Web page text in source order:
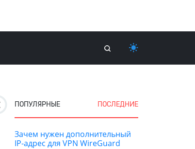
ПОПУЛЯРНЫЕ ПОСЛЕДНИЕ
Зачем нужен дополнительный
IP-адрес для VPN WireGuard